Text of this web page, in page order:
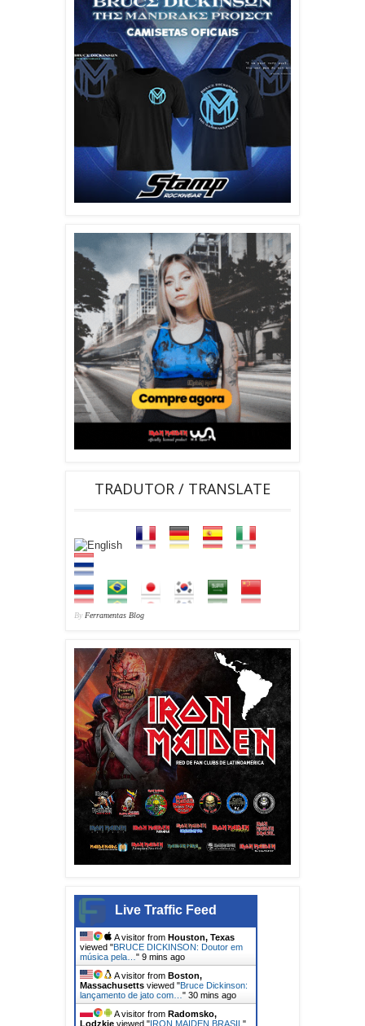
TRADUTOR / TRANSLATE
By Ferramentas Blog
Live Traffic Feed
A visitor from Houston, Texas
viewed "BRUCE DICKINSON: Doutor em
música pela… " 10 mins ago
A visitor from Boston,
Massachusetts viewed "Bruce Dickinson:
lançamento de jato com… " 30 mins ago
A visitor from Radomsko,
Lodzkie viewed "IRON MAIDEN BRASIL "